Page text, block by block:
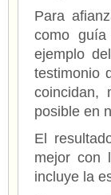
Para
como
ejemplo
testimonio
coincidan,
posible en
El
mejor con
incluye la